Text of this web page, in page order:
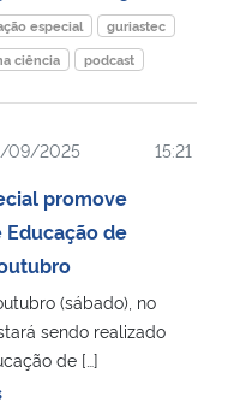
especial
guriastec
ciência podcast
09/2025 15:21
promove
Educação de
(sábado), no
sendo realizado
de […]